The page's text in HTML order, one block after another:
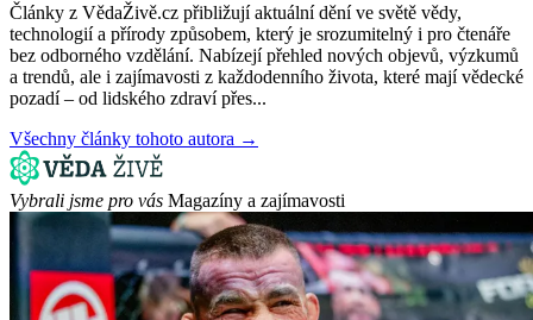
Články z VědaŽivě.cz přibližují aktuální dění ve světě vědy,
technologií a přírody způsobem, který je srozumitelný i pro čtenáře
bez odborného vzdělání. Nabízejí přehled nových objevů, výzkumů
a trendů, ale i zajímavosti z každodenního života, které mají vědecké
pozadí – od lidského zdraví přes...
Všechny články tohoto autora →
Vybrali jsme pro vás Magazíny a zajímavosti